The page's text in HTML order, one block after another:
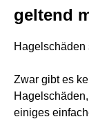
geltend
Zwar gibt es
einiges